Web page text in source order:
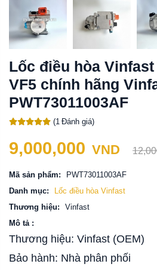
Lốc điều hòa
VF5 chính hãng
PWT73011003AF
(1 Đánh giá)
9,000,000 VND
Mã sản phẩm:
PWT73011003AF
Danh mục:
Lốc điều hòa Vinfast
Thương hiệu:
Vinfast
Mô tả :
Thương hiệu: Vinfast (OEM)
Bảo hành: Nhà phân phối